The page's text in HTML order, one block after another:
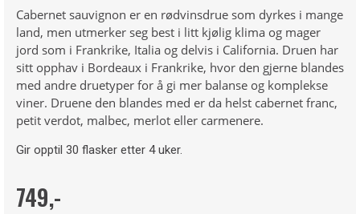
Cabernet sauvignon er en rødvinsdrue som dyrkes i mange
land, men utmerker seg best i litt kjølig klima og mager
jord som i Frankrike, Italia og delvis i California. Druen har
sitt opphav i Bordeaux i Frankrike, hvor den gjerne blandes
med andre druetyper for å gi mer balanse og komplekse
viner. Druene den blandes med er da helst cabernet franc,
petit verdot, malbec, merlot eller carmenere.
Gir opptil 30 flasker etter 4 uker.
749,-